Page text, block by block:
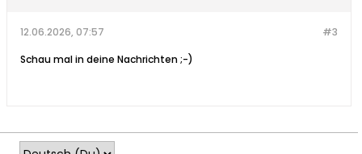
#3
12.06.2026, 07:57
Schau mal in deine Nachrichten ;-)